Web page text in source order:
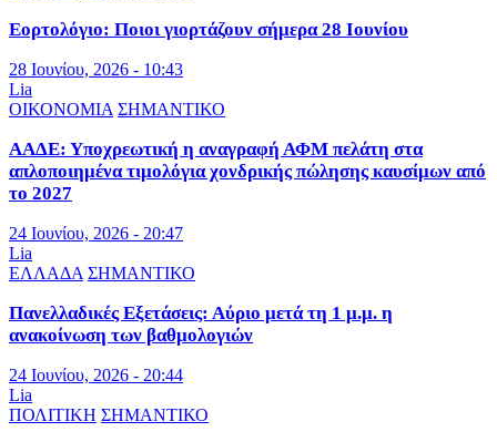
Εορτολόγιο: Ποιοι γιορτάζουν σήμερα 28 Ιουνίου
28 Ιουνίου, 2026 - 10:43
Lia
ΟΙΚΟΝΟΜΙΑ ΣΗΜΑΝΤΙΚΟ
ΑΑΔΕ: Υποχρεωτική η αναγραφή ΑΦΜ πελάτη στα
απλοποιημένα τιμολόγια χονδρικής πώλησης καυσίμων από
το 2027
24 Ιουνίου, 2026 - 20:47
Lia
ΕΛΛΑΔΑ ΣΗΜΑΝΤΙΚΟ
Πανελλαδικές Εξετάσεις: Αύριο μετά τη 1 μ.μ. η
ανακοίνωση των βαθμολογιών
24 Ιουνίου, 2026 - 20:44
Lia
ΠΟΛΙΤΙΚΗ ΣΗΜΑΝΤΙΚΟ